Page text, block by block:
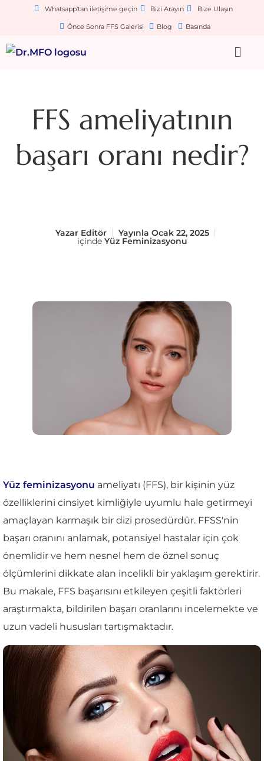
Whatsapp'tan iletişime geçin Bizi Arayın Bize Ulaşın
Önce Sonra FFS Galerisi Blog Basında
FFS ameliyatının
başarı oranı nedir?
YazarEditör Yayınla Ocak 22, 2025
içinde Yüz Feminizasyonu
Yüz feminizasyonu ameliyatı (FFS), bir kişinin yüz
özelliklerini cinsiyet kimliğiyle uyumlu hale getirmeyi
amaçlayan karmaşık bir dizi prosedürdür. FFSS'nin
başarı oranını anlamak, potansiyel hastalar için çok
önemlidir ve hem nesnel hem de öznel sonuç
ölçümlerini dikkate alan incelikli bir yaklaşım gerektirir.
Bu makale, FFS başarısını etkileyen çeşitli faktörleri
araştırmakta, bildirilen başarı oranlarını incelemekte ve
uzun vadeli hususları tartışmaktadır.